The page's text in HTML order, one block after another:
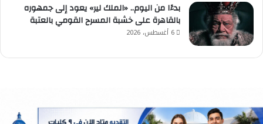
بدءًا من اليوم.. «الملك لير» يعود إلى جمهوره
بالقاهرة على خشبة المسرح القومي بالعتبة
6 أغسطس، 2026